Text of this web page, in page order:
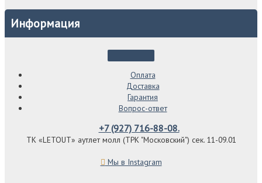
Информация
Оплата
Доставка
Гарантия
Вопрос-ответ
+7 (927) 716-88-08.
ТК «LETOUT» аутлет молл (ТРК "Московский") сек. 11-09.01
Мы в Instagram